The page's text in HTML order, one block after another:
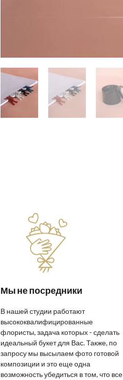
Мы не посредники
В нашей студии работают
высококвалифицированные
флористы, задача которых - сделать
идеальный букет для Вас. Также, по
запросу мы высылаем фото готовой
композиции и это еще одна
возможность убедиться в том, что все